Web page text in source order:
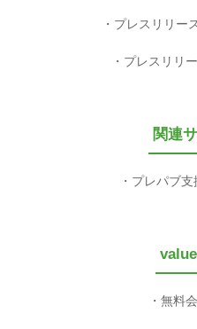
プレスリリー
プレスリリ
関連
プレパブ
無料